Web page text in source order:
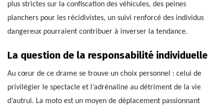
plus strictes sur la confiscation des véhicules, des peines
planchers pour les récidivistes, un suivi renforcé des individus
dangereux pourraient contribuer à inverser la tendance.
La question de la responsabilité individuelle
Au cœur de ce drame se trouve un choix personnel : celui de
privilégier le spectacle et l’adrénaline au détriment de la vie
d’autrui. La moto est un moyen de déplacement passionnant